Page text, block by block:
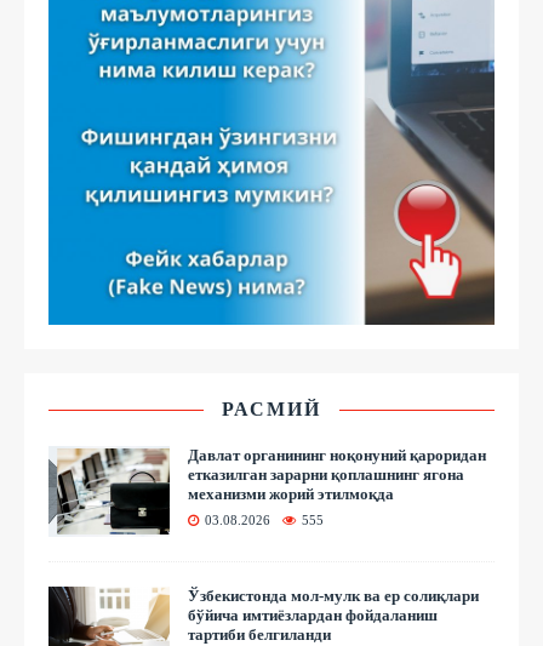
РАСМИЙ
Давлат органининг ноқонуний қароридан
етказилган зарарни қоплашнинг ягона
механизми жорий этилмоқда
03.08.2026 555
Ўзбекистонда мол-мулк ва ер солиқлари
бўйича имтиёзлардан фойдаланиш
тартиби белгиланди